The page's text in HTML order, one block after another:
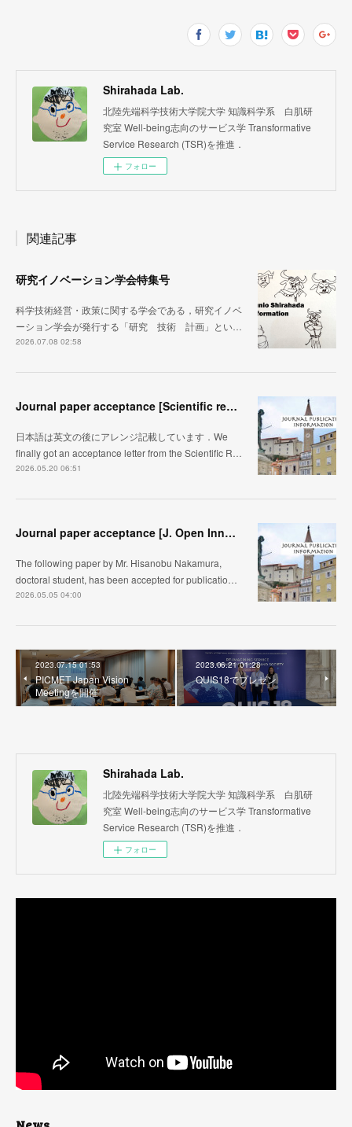
Shirahada Lab.
北陸先端科学技術大学院大学 知識科学系 白肌研
究室 Well-being志向のサービス学 Transformative
Service Research (TSR)を推進．
フォロー
関連記事
研究イノベーション学会特集号
科学技術経営・政策に関する学会である，研究イノベ
ーション学会が発行する「研究 技術 計画」とい…
2026.07.08 02:58
Journal paper acceptance [Scientific reports]
日本語は英文の後にアレンジ記載しています．We
finally got an acceptance letter from the Scientific R…
2026.05.20 06:51
Journal paper acceptance [J. Open Innovation]
The following paper by Mr. Hisanobu Nakamura,
doctoral student, has been accepted for publicatio…
2026.05.05 04:00
2023.07.15 01:53
PICMET Japan Vision
Meetingを開催
2023.06.21 01:28
QUIS18でプレゼン
Shirahada Lab.
北陸先端科学技術大学院大学 知識科学系 白肌研
究室 Well-being志向のサービス学 Transformative
Service Research (TSR)を推進．
フォロー